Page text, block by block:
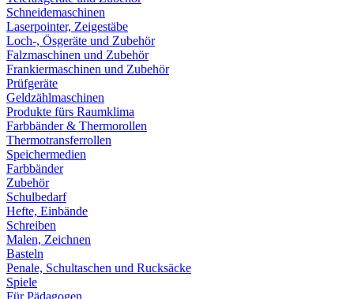
Schneidemaschinen
Laserpointer, Zeigestäbe
Loch-, Ösgeräte und Zubehör
Falzmaschinen und Zubehör
Frankiermaschinen und Zubehör
Prüfgeräte
Geldzählmaschinen
Produkte fürs Raumklima
Farbbänder & Thermorollen
Thermotransferrollen
Speichermedien
Farbbänder
Zubehör
Schulbedarf
Hefte, Einbände
Schreiben
Malen, Zeichnen
Basteln
Penale, Schultaschen und Rucksäcke
Spiele